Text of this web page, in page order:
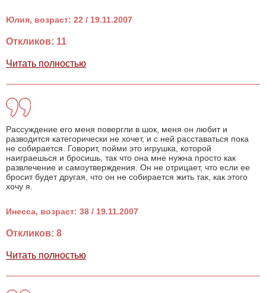
Юлия, возраст: 22 / 19.11.2007
Откликов: 11
Читать полностью
Рассуждение его меня повергли в шок, меня он любит и
разводится категорически не хочет, и с ней расставаться пока
не собирается. Говорит, пойми это игрушка, которой
наиграешься и бросишь, так что она мне нужна просто как
развлечение и самоутверждения. Он не отрицает, что если ее
бросит будет другая, что он не собирается жить так, как этого
хочу я.
Инесса, возраст: 38 / 19.11.2007
Откликов: 8
Читать полностью